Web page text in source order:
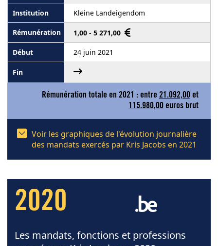
Kleine Landeigendom
1,00 - 5 271,00
24 juin 2021
Rémunération totale en 2021 : entre 21.092,00 et
115.980,00 euros brut
Voir les graphiques de l'évolution journalière
des mandats exercés par Kris Jacobs en 2021
2020
Les mandats, fonctions et professions